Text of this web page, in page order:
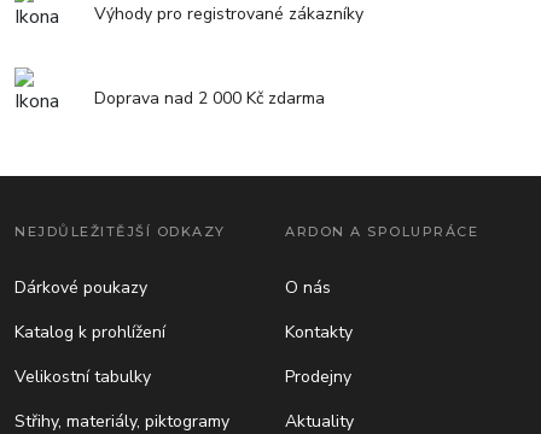
Výhody pro registrované zákazníky
Doprava nad 2 000 Kč zdarma
NEJDŮLEŽITĚJŠÍ ODKAZY
Dárkové poukazy
Katalog k prohlížení
Velikostní tabulky
Střihy, materiály, piktogramy
ARDON A SPOLUPRÁCE
O nás
Kontakty
Prodejny
Aktuality